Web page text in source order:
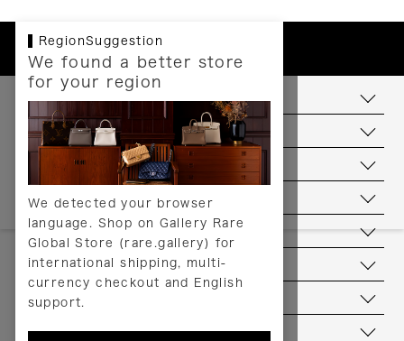
RegionSuggestion
We found a better store
for your region
We detected your browser
language. Shop on Gallery Rare
Global Store (rare.gallery) for
international shipping, multi-
currency checkout and English
support.
お支払いについて
配送について
送料について
返品について
ヘルプ
お問い合わせ
当店について